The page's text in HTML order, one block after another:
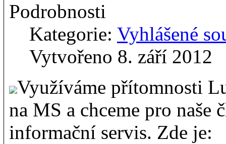
Podrobnosti
Kategorie: Vyhlášené
Vytvořeno 8. září 2012
Využíváme přítomnosti
na MS a chceme pro
informační servis. Zde je: